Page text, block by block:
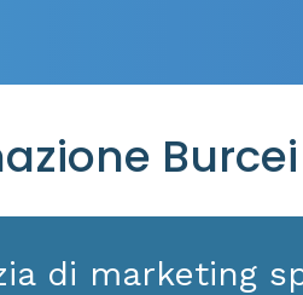
di marketing